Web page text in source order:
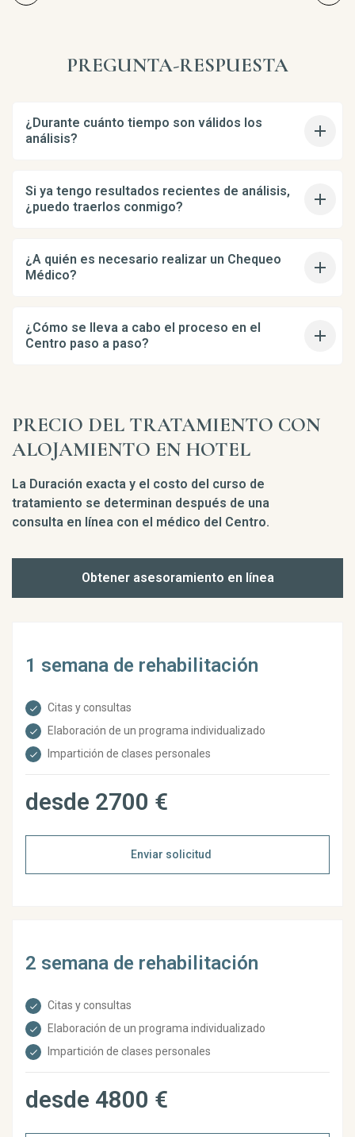
PREGUNTA-RESPUESTA
¿Durante cuánto tiempo son válidos los
análisis?
Si ya tengo resultados recientes de análisis,
¿puedo traerlos conmigo?
¿A quién es necesario realizar un Chequeo
Médico?
¿Cómo se lleva a cabo el proceso en el
Centro paso a paso?
PRECIO DEL TRATAMIENTO CON
ALOJAMIENTO EN HOTEL
La Duración exacta y el costo del curso de
tratamiento se determinan después de una
consulta en línea con el médico del Centro.
Obtener asesoramiento en línea
1 semana de rehabilitación
Citas y consultas
Elaboración de un programa individualizado
Impartición de clases personales
desde 2700 €
Enviar solicitud
2 semana de rehabilitación
Citas y consultas
Elaboración de un programa individualizado
Impartición de clases personales
desde 4800 €